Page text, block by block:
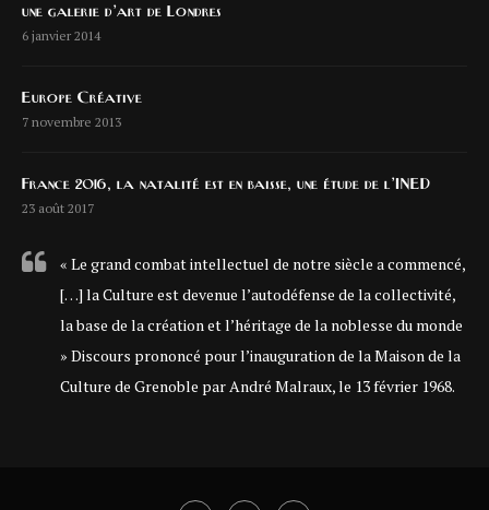
une galerie d’art de Londres
6 janvier 2014
Europe Créative
7 novembre 2013
France 2016, la natalité est en baisse, une étude de l’INED
23 août 2017
« Le grand combat intellectuel de notre siècle a commencé,
[…] la Culture est devenue l’autodéfense de la collectivité,
la base de la création et l’héritage de la noblesse du monde
» Discours prononcé pour l’inauguration de la Maison de la
Culture de Grenoble par André Malraux, le 13 février 1968.